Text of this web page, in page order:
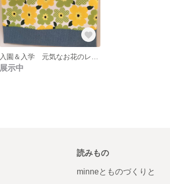
展示中
読みもの
minneとものづくりと